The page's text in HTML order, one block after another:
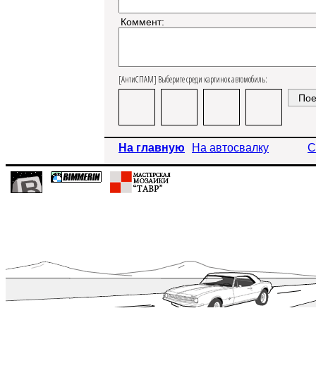
Коммент:
[АнтиСПАМ] Выберите среди картинок автомобиль:
На главную На автосвалку